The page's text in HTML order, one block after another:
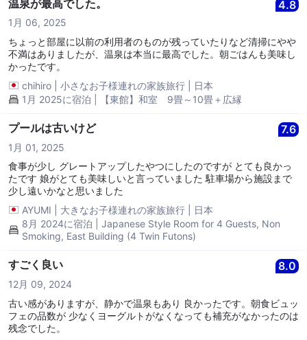
温泉が最高でした。 4.8
1月 06, 2025
ちょっと部屋に以前の利用者のものが残っていたりなど清掃にやや
不満はありましたが、温泉は本当に最高でした。朝ごはんも美味し
かったです。
chihiro
小さなお子様連れの家族旅行
日本
1月 2025に宿泊 | 【東館】和室 9畳～10畳＋広縁
プールは古いけど 7.6
1月 01, 2025
食事が少し グレートアップしたやつにしたのですが とても良かっ
たです 娘がとても美味しいと言っていました 駐車場から施設まで
少し遠いかなと思いました
AYUMI
大きなお子様連れの家族旅行
日本
8月 2024に宿泊 | Japanese Style Room for 4 Guests, Non
Smoking, East Building (4 Twin Futons)
すごく良い 8.0
12月 09, 2024
古い感がありますが、静かで温泉もあり 良かったです。朝食ビュッ
フェの品数が 少なくヨーグルトがなくなっても補充がなかったのは
残念でした。